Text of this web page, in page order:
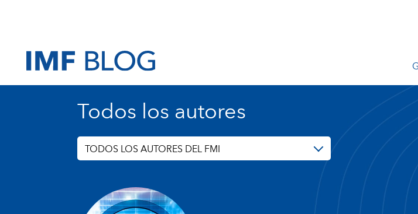
Todos los autores
TODOS LOS AUTORES DEL FMI